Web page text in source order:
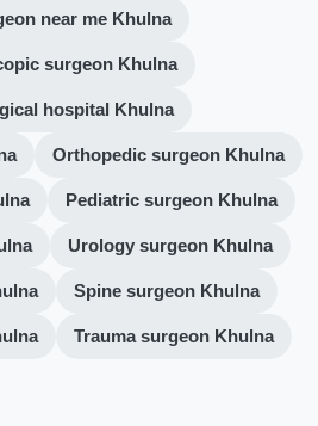
near me Khulna
surgeon Khulna
hospital Khulna
Orthopedic surgeon Khulna
Pediatric surgeon Khulna
Urology surgeon Khulna
Spine surgeon Khulna
Trauma surgeon Khulna